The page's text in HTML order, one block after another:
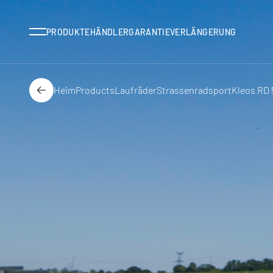
MenüPRODUKTEHÄNDLERGARANTIEVERLÄNGERUNG
Der Rücken
HeimProductsLaufräderStrassenradsportKleos RD